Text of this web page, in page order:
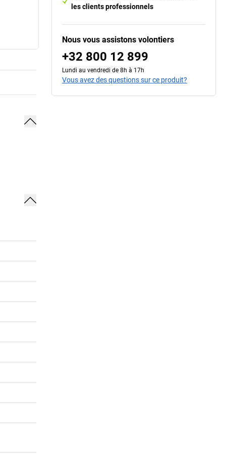
les clients professionnels
Nous vous assistons volontiers
+32 800 12 899
Lundi au vendredi de 8h à 17h
Vous avez des questions sur ce produit?